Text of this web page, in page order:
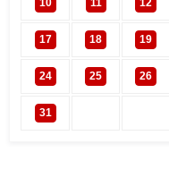
17 18 19
24 25 26
31